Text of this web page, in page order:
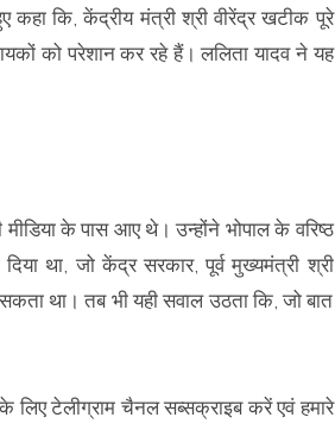
कि, केंद्रीय मंत्री श्री वीरेंद्र खटीक पूरे
को परेशान कर रहे हैं। ललिता यादव ने यह
के पास आए थे। उन्होंने भोपाल के वरिष्ठ
था, जो केंद्र सरकार, पूर्व मुख्यमंत्री श्री
था। तब भी यही सवाल उठता कि, जो बात
टेलीग्राम चैनल सब्सक्राइब करें एवं हमारे